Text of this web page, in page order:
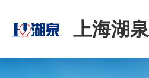
上海湖